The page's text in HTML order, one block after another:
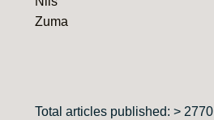
Zuma
Total articles published: > 2770